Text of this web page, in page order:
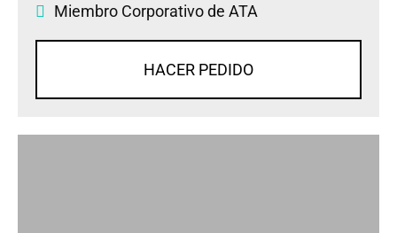
Miembro Corporativo de ATA
HACER PEDIDO